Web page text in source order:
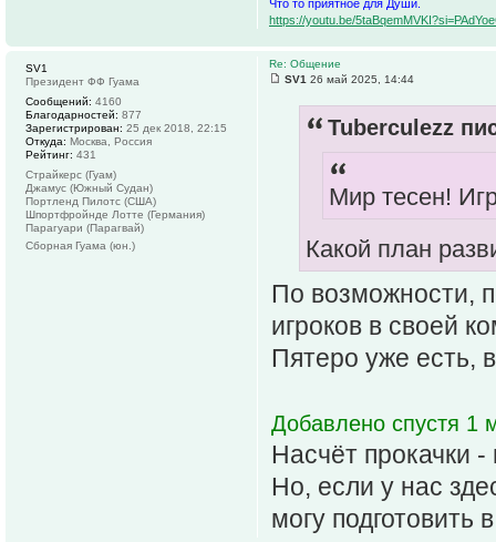
Что то приятное для Души.
https://youtu.be/
Re: Общение
SV1 26 май 2025, 14:44
Tuberculezz
Мир тесен!
Какой план
По возможности,
игроков в своей
Пятеро уже есть,
Добавлено спустя 1
Насчёт прокачки
Но, если у нас
могу подготовить
SV1
Президент ФФ Гуама
Сообщений: 4160
Благодарностей: 877
Зарегистрирован: 25 дек 2018, 22:15
Откуда: Москва, Россия
Рейтинг: 431
Страйкерс (Гуам)
Джамус (Южный Судан)
Портленд Пилотс (США)
Шпортфройнде Лотте (Германия)
Парагуари (Парагвай)
Сборная Гуама (юн.)